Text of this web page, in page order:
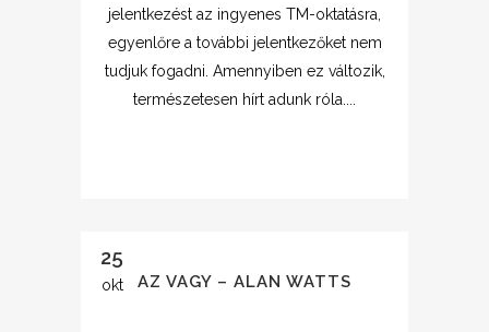
jelentkezést az ingyenes TM-oktatásra,
egyenlőre a további jelentkezőket nem
tudjuk fogadni. Amennyiben ez változik,
természetesen hírt adunk róla....
25
okt AZ VAGY – ALAN WATTS